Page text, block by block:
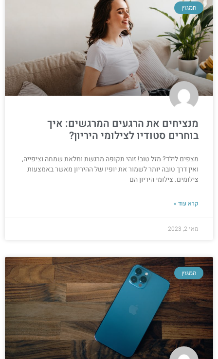
המגזין
מנציחים את הרגעים המרגשים: איך
בוחרים סטודיו לצילומי היריון?
מצפים לילד? מזל טוב! זוהי תקופה מרגשת ומלאת שמחה וציפייה,
ואין דרך טובה יותר לשמור את יופיו של ההיריון מאשר באמצעות
צילומים. צילומי היריון הם
קרא עוד »
מאי 2, 2023
המגזין